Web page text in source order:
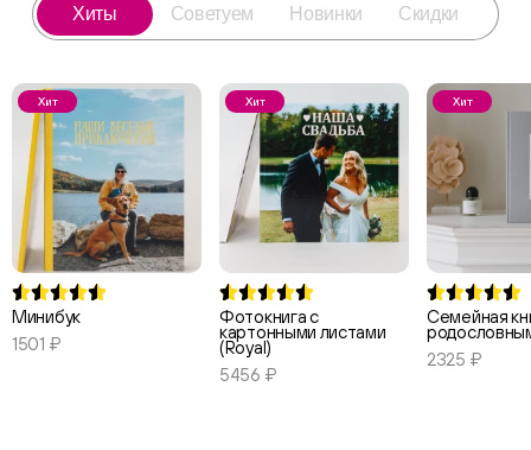
Хиты Советуем Новинки Скидки
Хит
Минибук
1501 ₽
Хит
Фотокнига с
картонными листами
(Royal)
5456 ₽
Хит
Семейная
2325 ₽